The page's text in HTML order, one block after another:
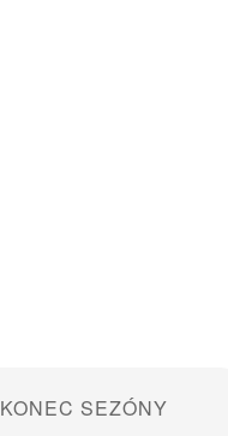
KONEC SEZÓNY